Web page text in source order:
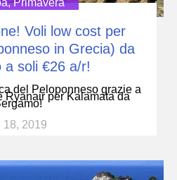
,Primavera
Voli low cost per
in Grecia) da
a soli €26 a/r!
del Peloponneso grazie a
Ryanair per Kalamata da
18, 2019